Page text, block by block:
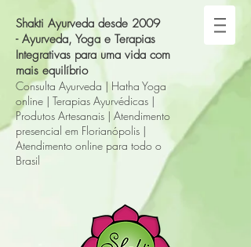
Shakti Ayurveda desde 2009
- Ayurveda, Yoga e Terapias
Integrativas para uma vida com
mais equilíbrio
Consulta Ayurveda | Hatha Yoga
online | Terapias Ayurvédicas |
Produtos Artesanais | Atendimento
presencial em Florianópolis |
Atendimento online para todo o
Brasil